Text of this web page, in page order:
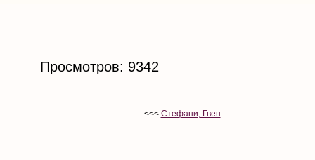
Просмотров: 9342
<<< Стефани, Гвен